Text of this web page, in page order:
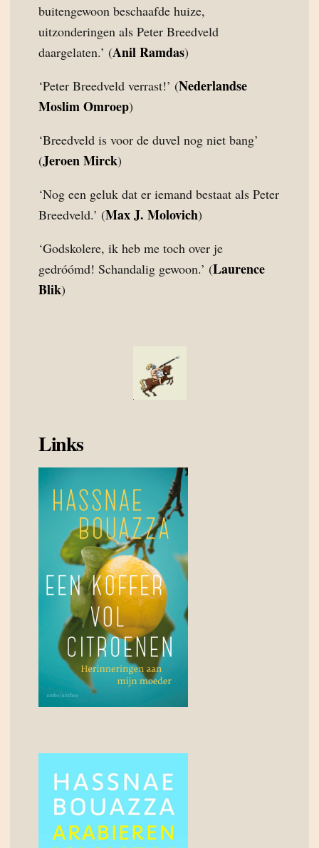
buitengewoon beschaafde huize,
uitzonderingen als Peter Breedveld
daargelaten.’ (Anil Ramdas)
‘Peter Breedveld verrast!’ (Nederlandse
Moslim Omroep)
‘Breedveld is voor de duvel nog niet bang’
(Jeroen Mirck)
‘Nog een geluk dat er iemand bestaat als Peter
Breedveld.’ (Max J. Molovich)
‘Godskolere, ik heb me toch over je
gedróómd! Schandalig gewoon.’ (Laurence
Blik)
Links